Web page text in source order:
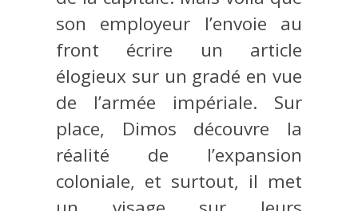
son employeur l’envoie au
front écrire un article
élogieux sur un gradé en vue
de l’armée impériale. Sur
place, Dimos découvre la
réalité de l’expansion
coloniale, et surtout, il met